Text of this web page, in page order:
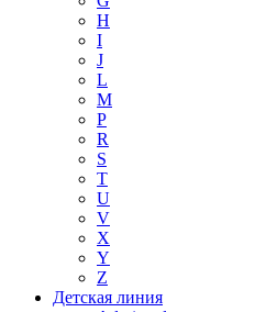
H
I
J
L
M
P
R
S
T
U
V
X
Y
Z
Детская линия